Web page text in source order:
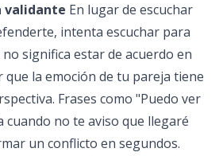
validante En lugar de escuchar
intenta escuchar para
significa estar de acuerdo en
la emoción de tu pareja tiene
Frases como "Puedo ver
cuando no te aviso que llegaré
un conflicto en segundos.